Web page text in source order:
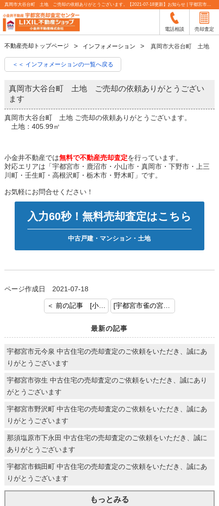
真岡市大谷台町 土地 ご売却の依頼ありがとうございます。【2021-07-18更新】お知らせ | 宇都宮市の不動産売却査定なら小金井不動産
電話相談 売却査定
不動産売却トップページ インフォメーション 真岡市大谷台町 土地 ご
＜＜ インフォメーションの一覧へ戻る
真岡市大谷台町 土地 ご売却の依頼ありがとうござい
ます
真岡市大谷台町 土地 ご売却の依頼ありがとうございます。
土地：405.99㎡
小金井不動産では無料で不動産売却査定を行っています。
対応エリアは「宇都宮市・鹿沼市・小山市・真岡市・下野市・上三
川町・壬生町・高根沢町・栃木市・野木町」です。
お気軽にお問合せください！
入力60秒！無料売却査定はこちら
中古戸建・マンション・土地
ページ作成日 2021-07-18
＜ 前の記事 [小山市八幡町土地売却ありがとうございます] [宇都宮市雀の宮 中古戸建 ご売却の依頼ありがとうございます。] 次の記事 ＞
最新の記事
宇都宮市元今泉 中古住宅の売却査定のご依頼をいただき、誠にあ
りがとうございます
宇都宮市弥生 中古住宅の売却査定のご依頼をいただき、誠にあり
がとうございます
宇都宮市野沢町 中古住宅の売却査定のご依頼をいただき、誠にあ
りがとうございます
那須塩原市下永田 中古住宅の売却査定のご依頼をいただき、誠に
ありがとうございます
宇都宮市鶴田町 中古住宅の売却査定のご依頼をいただき、誠にあ
りがとうございます
もっとみる